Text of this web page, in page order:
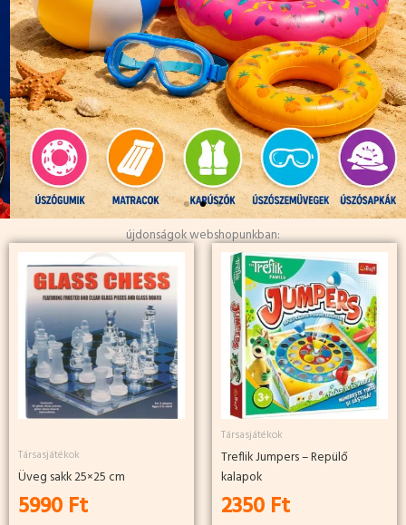
újdonságok webshopunkban:
Társasjátékok
Üveg sakk 25×25 cm
5990 Ft
Társasjátékok
Treflik Jumpers – Repülő
kalapok
2350 Ft